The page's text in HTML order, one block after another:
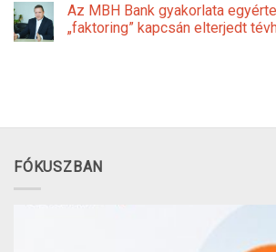
Az MBH Bank gyakorlata
„faktoring” kapcsán elterjedt
FÓKUSZBAN